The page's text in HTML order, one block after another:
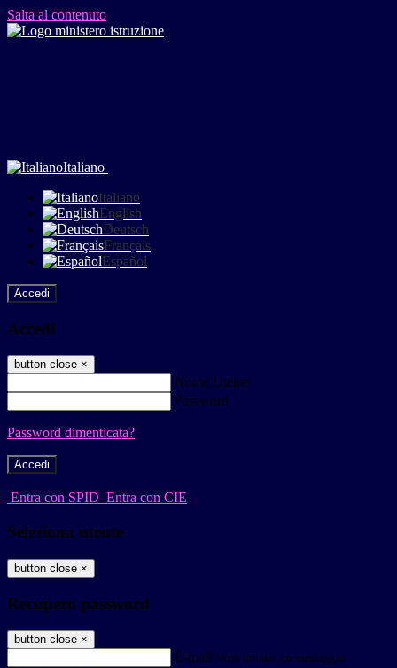
Salta al contenuto
Italiano
Italiano
English
Deutsch
Français
Español
Accedi
Accedi
button close ×
Nome Utente
Password
Password dimenticata?
-
Entra con SPID Entra con CIE
Seleziona utente
button close ×
Recupero password
button close ×
E-mail Verrà inviato un messaggio